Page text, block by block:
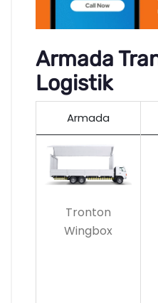
Armada
Logistik
Armada
Tronton
Wingbox